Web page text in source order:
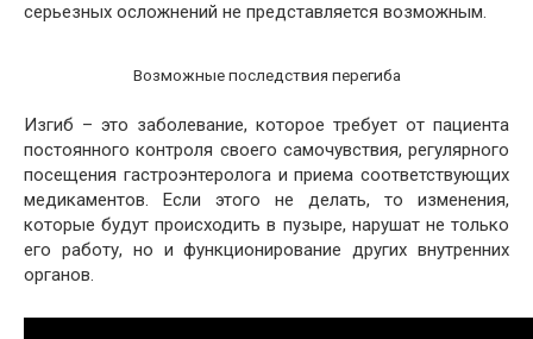
серьезных осложнений не представляется возможным.
Возможные последствия перегиба
Изгиб – это заболевание, которое требует от пациента
постоянного контроля своего самочувствия, регулярного
посещения гастроэнтеролога и приема соответствующих
медикаментов. Если этого не делать, то изменения,
которые будут происходить в пузыре, нарушат не только
его работу, но и функционирование других внутренних
органов.